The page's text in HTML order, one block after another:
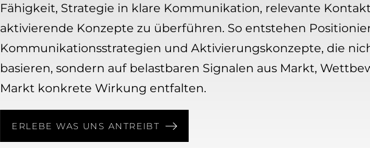
Fähigkeit, Strategie in klare Kommunikation, relevante
aktivierende Konzepte zu überführen. So entstehen
Kommunikationsstrategien und Aktivierungskonzepte, die
basieren, sondern auf belastbaren Signalen aus Markt,
Markt konkrete Wirkung entfalten.
ERLEBE WAS UNS ANTREIBT